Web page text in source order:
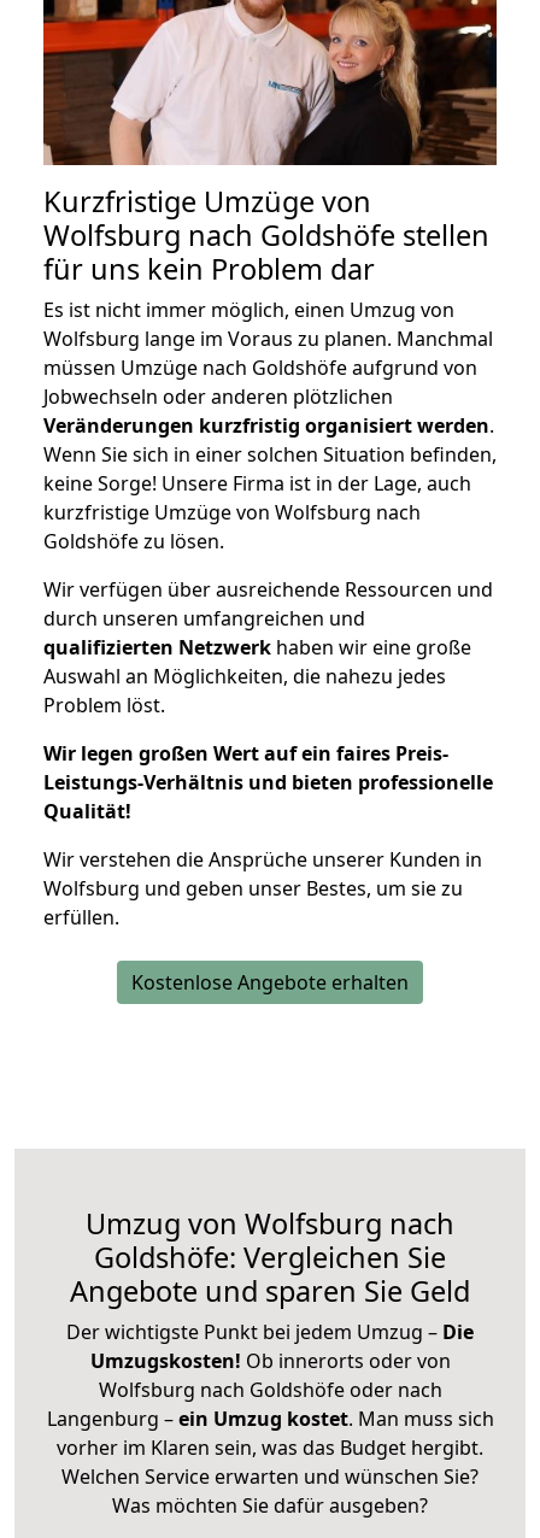
Kurzfristige Umzüge von
Wolfsburg nach Goldshöfe stellen
für uns kein Problem dar
Es ist nicht immer möglich, einen Umzug von
Wolfsburg lange im Voraus zu planen. Manchmal
müssen Umzüge nach Goldshöfe aufgrund von
Jobwechseln oder anderen plötzlichen
Veränderungen kurzfristig organisiert werden.
Wenn Sie sich in einer solchen Situation befinden,
keine Sorge! Unsere Firma ist in der Lage, auch
kurzfristige Umzüge von Wolfsburg nach
Goldshöfe zu lösen.
Wir verfügen über ausreichende Ressourcen und
durch unseren umfangreichen und
qualifizierten Netzwerk haben wir eine große
Auswahl an Möglichkeiten, die nahezu jedes
Problem löst.
Wir legen großen Wert auf ein faires Preis-
Leistungs-Verhältnis und bieten professionelle
Qualität!
Wir verstehen die Ansprüche unserer Kunden in
Wolfsburg und geben unser Bestes, um sie zu
erfüllen.
Kostenlose Angebote erhalten
Umzug von Wolfsburg nach
Goldshöfe: Vergleichen Sie
Angebote und sparen Sie Geld
Der wichtigste Punkt bei jedem Umzug – Die
Umzugskosten! Ob innerorts oder von
Wolfsburg nach Goldshöfe oder nach
Langenburg –ein Umzug kostet. Man muss sich
vorher im Klaren sein, was das Budget hergibt.
Welchen Service erwarten und wünschen Sie?
Was möchten Sie dafür ausgeben?